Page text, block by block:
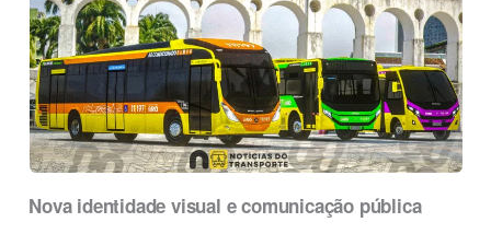
Nova identidade visual e comunicação pública